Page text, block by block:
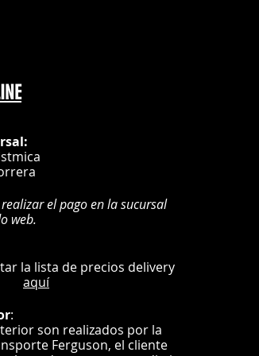
el pago en la sucursal
web.
la lista de precios delivery
aquí
:
son realizados por la
Ferguson, el cliente